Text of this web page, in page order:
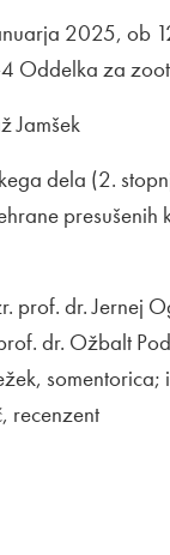
2025, ob
Oddelka za
Jamšek
dela (2.
presušenih
prof. dr. Jernej
dr. Ožbalt
somentorica;
recenzent